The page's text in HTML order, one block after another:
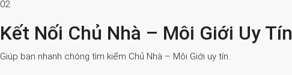
02.
Kết Nối Chủ Nhà – Môi Giới Uy Tín
Giúp bạn nhanh chóng tìm kiếm Chủ Nhà – Môi Giới uy tín.